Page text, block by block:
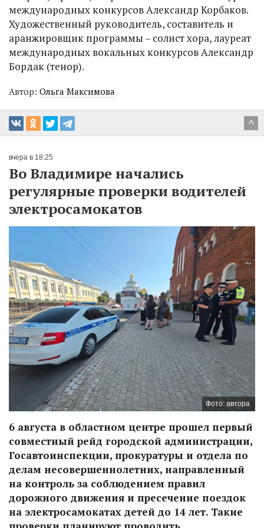
международных конкурсов Александр Корбаков.
Художественный руководитель, составитель и
аранжировщик программы – солист хора, лауреат
международных вокальных конкурсов Александр
Бордак (тенор).
Автор: Ольга Максимова
^
вчера в 18:25
Во Владимире начались
регулярные проверки водителей
электросамокатов
Фото: автора.
6 августа в областном центре прошел первый
совместный рейд городской администрации,
Госавтоинспекции, прокуратуры и отдела по
делам несовершеннолетних, направленный
на контроль за соблюдением правил
дорожного движения и пресечение поездок
на электросамокатах детей до 14 лет. Такие